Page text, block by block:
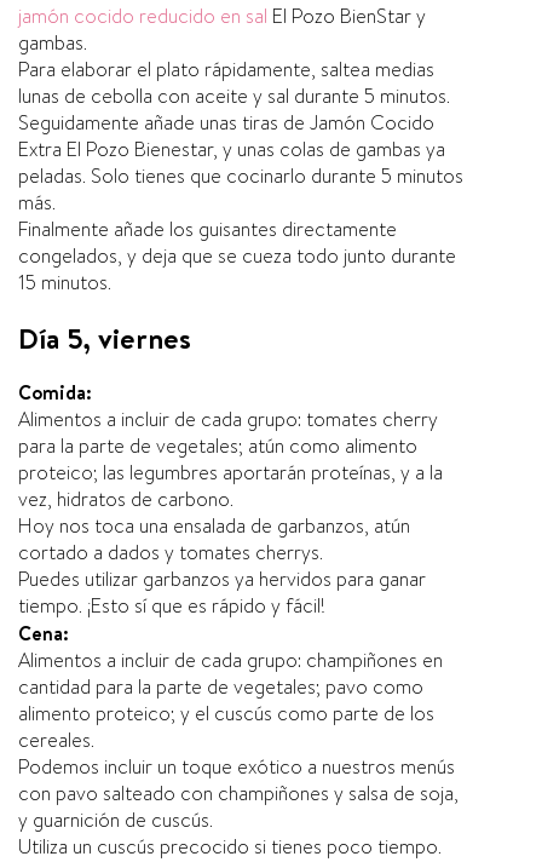
jamón cocido reducido en sal El Pozo BienStar y
gambas.
Para elaborar el plato rápidamente, saltea medias
lunas de cebolla con aceite y sal durante 5 minutos.
Seguidamente añade unas tiras de Jamón Cocido
Extra El Pozo Bienestar, y unas colas de gambas ya
peladas. Solo tienes que cocinarlo durante 5 minutos
más.
Finalmente añade los guisantes directamente
congelados, y deja que se cueza todo junto durante
15 minutos.
Día 5, viernes
Comida:
Alimentos a incluir de cada grupo: tomates cherry
para la parte de vegetales; atún como alimento
proteico; las legumbres aportarán proteínas, y a la
vez, hidratos de carbono.
Hoy nos toca una ensalada de garbanzos, atún
cortado a dados y tomates cherrys.
Puedes utilizar garbanzos ya hervidos para ganar
tiempo. ¡Esto sí que es rápido y fácil!
Cena:
Alimentos a incluir de cada grupo: champiñones en
cantidad para la parte de vegetales; pavo como
alimento proteico; y el cuscús como parte de los
cereales.
Podemos incluir un toque exótico a nuestros menús
con pavo salteado con champiñones y salsa de soja,
y guarnición de cuscús.
Utiliza un cuscús precocido si tienes poco tiempo.